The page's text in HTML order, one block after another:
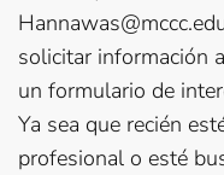
solicitar información
un formulario de
Ya sea que recién
profesional o esté